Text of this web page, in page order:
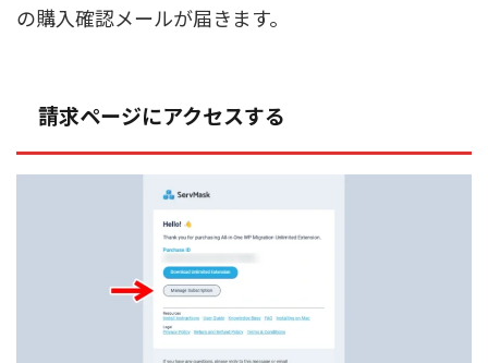
の購入確認メールが届きます。
請求ページにアクセスする